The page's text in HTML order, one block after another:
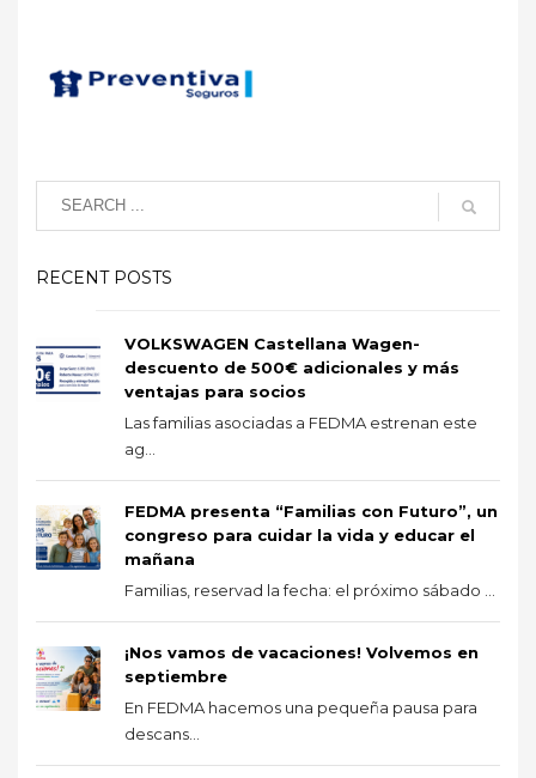
RECENT POSTS
VOLKSWAGEN Castellana Wagen-
descuento de 500€ adicionales y más
ventajas para socios
Las familias asociadas a FEDMA estrenan este
ag...
FEDMA presenta “Familias con Futuro”, un
congreso para cuidar la vida y educar el
mañana
Familias, reservad la fecha: el próximo sábado ...
¡Nos vamos de vacaciones! Volvemos en
septiembre
En FEDMA hacemos una pequeña pausa para
descans...